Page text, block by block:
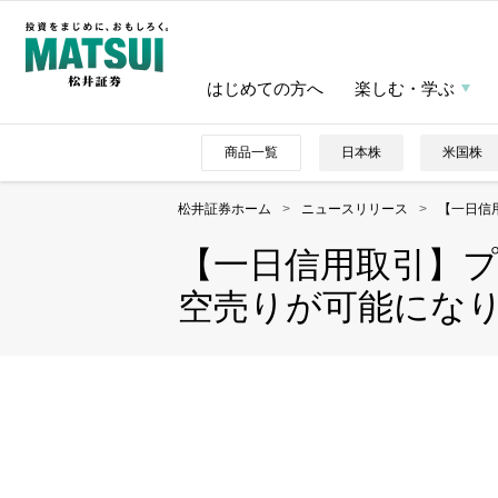
はじめての方へ 楽しむ・学ぶ
商品一覧 日本株 米国株
松井証券ホーム > ニュースリリース > 【一日
【一日信用取引】
空売りが可能にな